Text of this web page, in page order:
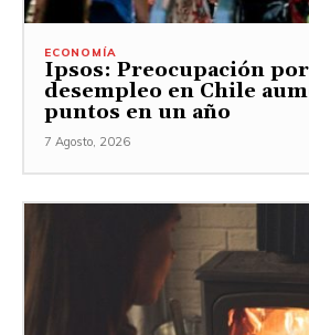
ECONOMÍA
Ipsos: Preocupación
desempleo en Chile
puntos en un año
7 Agosto, 2026